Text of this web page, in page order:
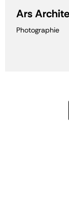
Ars
Photographie